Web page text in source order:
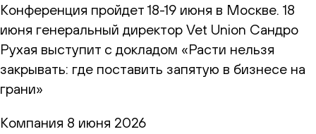
Конференция пройдет 18-19 июня в Москве. 18
июня генеральный директор Vet Union Сандро
Рухая выступит с докладом «Расти нельзя
закрывать: где поставить запятую в бизнесе на
грани»
Компания 8 июня 2026